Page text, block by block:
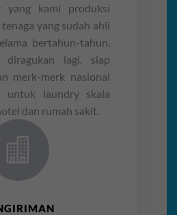
yang kami produksi
yang sudah ahli
bertahun-tahun.
diragukan lagi, siap
merk-merk nasional
untuk laundry skala
dan rumah sakit.
